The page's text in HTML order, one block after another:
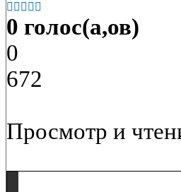
    
0 голос(а,ов)
0
672
Просмотр и